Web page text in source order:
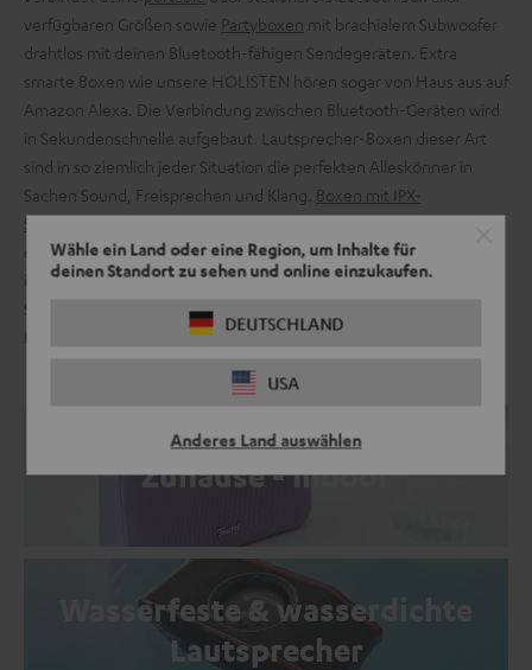
Wähle ein Land oder eine Region, um Inhalte für
deinen Standort zu sehen und online einzukaufen.
DEUTSCHLAND
USA
Anderes Land auswählen
verfügbaren Größen sowie Partyboxen mit brachialem Subwoofer
drahtlos mit deinen Bluetooth-fähigen Sendegeräten. Extra
smarte Boxen wie unsere HOLISTEN hören sogar von Haus aus auf
Amazon Alexa. Die Verbindung zwischen Bluetooth-Geräten wird
in Sekundenschnelle aufgebaut. Lautsprecher-Boxen dieser Art
sind in so ziemlich jeder Situation die perfekten Alleskönner in
Sachen Sound, Freisprechen und Klang. Boxen mit IPX-
Schutzklasseschützen das wertvolle Innenleben vor Spritzwasser
oder Regen und können sogar, wenn die IPX-Klasse hoch genug
ist, mit dir untertauchen. So bietet dir der passende Bluetooth-
Speaker die höchstmögliche Flexibilität. Wie wär’s z. B. mit
Zuhause - Indoor
Wasserfeste & wasserdichte
Lautsprecher